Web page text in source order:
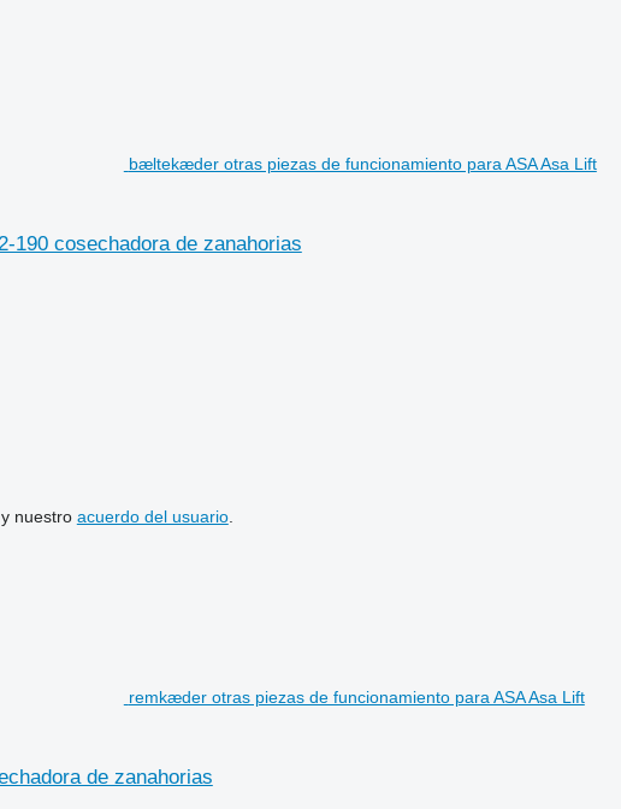
bæltekæder otras piezas de funcionamiento para ASA Asa Lift
cosechadora de zanahorias
y nuestro acuerdo del usuario.
remkæder otras piezas de funcionamiento para ASA Asa Lift
de zanahorias